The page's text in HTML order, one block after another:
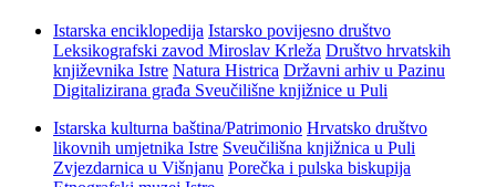
Istarska enciklopedija Istarsko povijesno društvo
Leksikografski zavod Miroslav Krleža Društvo hrvatskih
književnika Istre Natura Histrica Državni arhiv u Pazinu
Digitalizirana građa Sveučilišne knjižnice u Puli
Istarska kulturna baština/Patrimonio Hrvatsko društvo
likovnih umjetnika Istre Sveučilišna knjižnica u Puli
Zvjezdarnica u Višnjanu Porečka i pulska biskupija